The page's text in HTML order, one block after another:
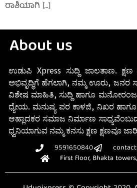
ರಾಶಿಯಾಗಿ […]
About us
ಉಡುಪಿ Xpress ಸುದ್ದಿ ಜಾಲತಾಣ.
ಅಭಿವೃದ್ಧಿಗೆ ಹೆಗಲಾಗಿ, ನಮ್ಮ ಊರು, ಜನರ
ವಿಶೇಷ ಮಾಹಿತಿ, ಸುದ್ದಿ ಹಾಗೂ
ಧ್ಯೇಯ. ಮನುಷ್ಯ ಪರ ಕಾಳಜಿ, ನಿಖರ
ಆಹ್ಲಾದಕರ ಸಮಾಜ ನಿರ್ಮಾಣ
ಧ್ವನಿಯಾಗುವ ನಮ್ಮ ಕನಸು ಕ್ಷಣ ಕ್ಷಣವೂ
9591650840
First floor, Bhakta